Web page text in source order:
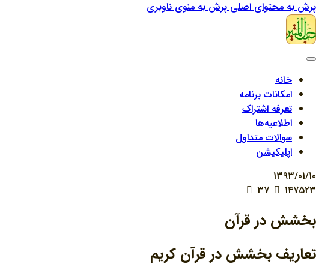
پرش به محتوای اصلیپرش به منوی ناوبری
خانه
امکانات برنامه
تعرفه اشتراک
اطلاعیه‌ها
سوالات متداول
اپلیکیشن
1393/01/10
147523
بخشش در قرآن
تعاریف بخشش در قرآن کریم